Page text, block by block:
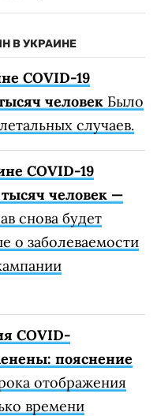
В УКРАИНЕ
COVID-19
человек Было
случаев.
COVID-19
тысяч человек —
снова будет
о заболеваемости
COVID-
пояснение
отображения
времени